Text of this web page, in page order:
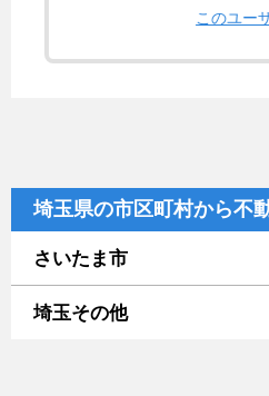
このユー
埼玉県の市区町村から不
さいたま市
埼玉その他